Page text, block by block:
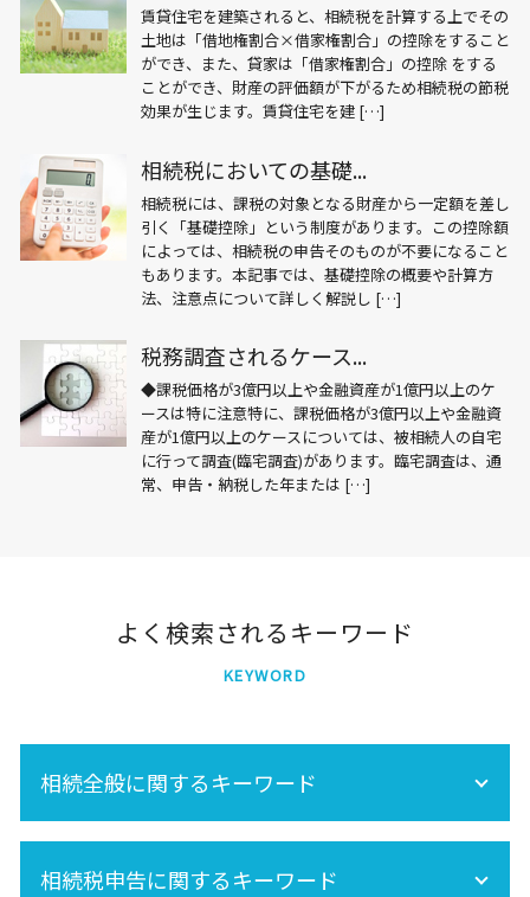
賃貸住宅を建築されると、相続税を計算する上でその
土地は「借地権割合×借家権割合」の控除をすること
ができ、また、貸家は「借家権割合」の控除 をする
ことができ、財産の評価額が下がるため相続税の節税
効果が生じます。賃貸住宅を建 […]
相続税においての基礎...
相続税には、課税の対象となる財産から一定額を差し
引く「基礎控除」という制度があります。この控除額
によっては、相続税の申告そのものが不要になること
もあります。本記事では、基礎控除の概要や計算方
法、注意点について詳しく解説し […]
税務調査されるケース...
◆課税価格が3億円以上や金融資産が1億円以上のケ
ースは特に注意特に、課税価格が3億円以上や金融資
産が1億円以上のケースについては、被相続人の自宅
に行って調査(臨宅調査)があります。臨宅調査は、通
常、申告・納税した年または […]
よく検索されるキーワード
KEYWORD
相続全般に関するキーワード
遺産分割 税金
相続税申告に関するキーワード